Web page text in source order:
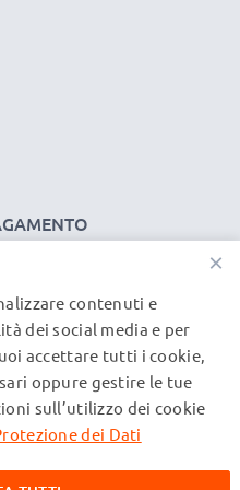
esclusi i costi di
tutti i marchi menzionati
per fornire
×
contenuti e
dei social media e per
accettare tutti i cookie,
oppure gestire le tue
sull’utilizzo dei cookie
dei Dati